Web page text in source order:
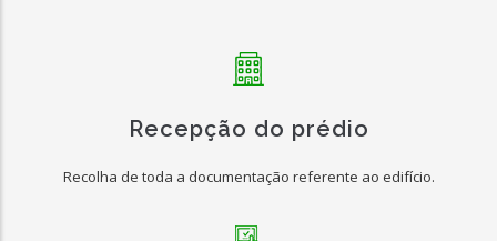
Recepção do prédio
Recolha de toda a documentação referente ao edifício.